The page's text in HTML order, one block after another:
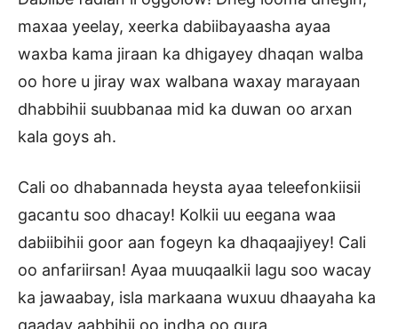
maxaa yeelay, xeerka dabiibayaasha ayaa
waxba kama jiraan ka dhigayey dhaqan walba
oo hore u jiray wax walbana waxay marayaan
dhabbihii suubbanaa mid ka duwan oo arxan
kala goys ah.
Cali oo dhabannada heysta ayaa teleefonkiisii
gacantu soo dhacay! Kolkii uu eegana waa
dabiibihii goor aan fogeyn ka dhaqaajiyey! Cali
oo anfariirsan! Ayaa muuqaalkii lagu soo wacay
ka jawaabay, isla markaana wuxuu dhaayaha ka
qaaday aabbihii oo indha oo qura